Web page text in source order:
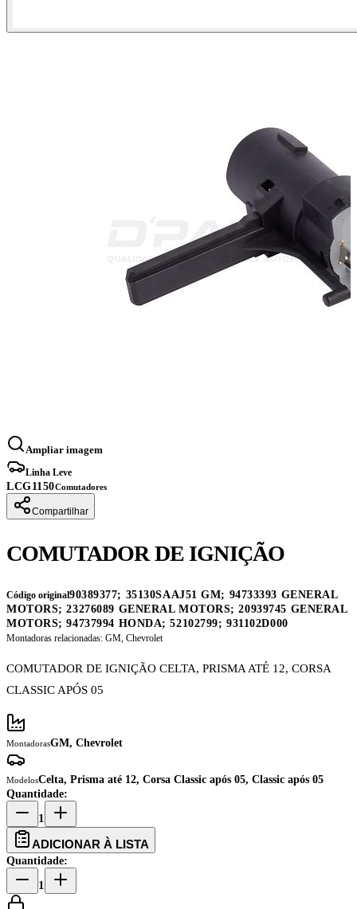
Ampliar imagem
Linha Leve
LCG1150Comutadores
Compartilhar
COMUTADOR DE IGNIÇÃO
Código original90389377; 35130SAAJ51 GM; 94733393 GENERAL
MOTORS; 23276089 GENERAL MOTORS; 20939745 GENERAL
MOTORS; 94737994 HONDA; 52102799; 931102D000
Montadoras relacionadas: GM, Chevrolet
COMUTADOR DE IGNIÇÃO CELTA, PRISMA ATÉ 12, CORSA
CLASSIC APÓS 05
MontadorasGM, Chevrolet
ModelosCelta, Prisma até 12, Corsa Classic após 05, Classic após 05
Quantidade:
1
ADICIONAR À LISTA
Quantidade:
1